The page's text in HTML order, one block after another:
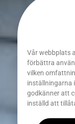
Vår webbplats
förbättra
vilken
inställningarna
godkänner att
inställd att